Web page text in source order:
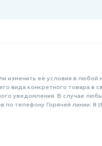
изменить её условия в любой
вида конкретного товара в
уведомления. В случае
по телефону Горячей линии: